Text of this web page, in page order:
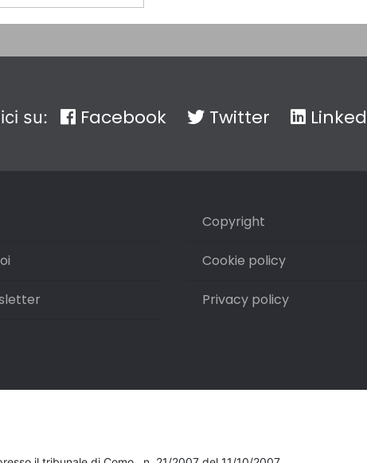
su: Facebook Twitter
Copyright
Cookie policy
Privacy policy